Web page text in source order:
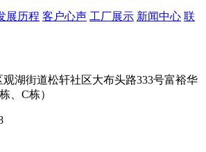
展历程 客户心声 工厂展示 新闻中心 联
湖街道松轩社区大布头路333号富裕华
、C栋）